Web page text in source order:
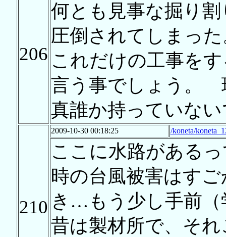
206
何とも見事な掘り
圧倒されてしまっ
これだけの工事を
言う事でしょう。
真誰か持っていな
210
2009-10-30 00:18:25 /koneta/
ここに水路がある
時の台風被害はす
き…もう少し手前（
昔は製材所で、そ